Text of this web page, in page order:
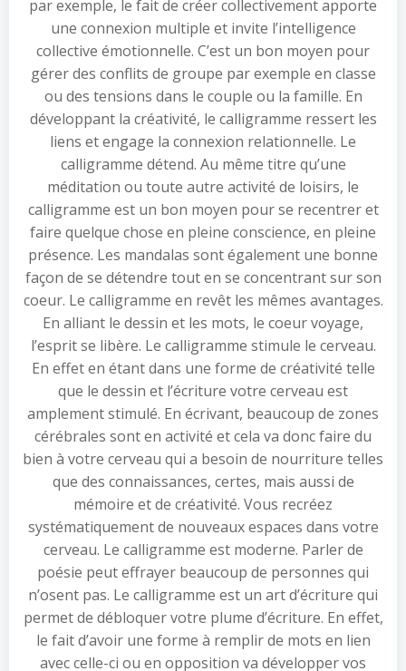
par exemple, le fait de créer collectivement apporte
une connexion multiple et invite l’intelligence
collective émotionnelle. C’est un bon moyen pour
gérer des conflits de groupe par exemple en classe
ou des tensions dans le couple ou la famille. En
développant la créativité, le calligramme ressert les
liens et engage la connexion relationnelle. Le
calligramme détend. Au même titre qu’une
méditation ou toute autre activité de loisirs, le
calligramme est un bon moyen pour se recentrer et
faire quelque chose en pleine conscience, en pleine
présence. Les mandalas sont également une bonne
façon de se détendre tout en se concentrant sur son
coeur. Le calligramme en revêt les mêmes avantages.
En alliant le dessin et les mots, le coeur voyage,
l’esprit se libère. Le calligramme stimule le cerveau.
En effet en étant dans une forme de créativité telle
que le dessin et l’écriture votre cerveau est
amplement stimulé. En écrivant, beaucoup de zones
cérébrales sont en activité et cela va donc faire du
bien à votre cerveau qui a besoin de nourriture telles
que des connaissances, certes, mais aussi de
mémoire et de créativité. Vous recréez
systématiquement de nouveaux espaces dans votre
cerveau. Le calligramme est moderne. Parler de
poésie peut effrayer beaucoup de personnes qui
n’osent pas. Le calligramme est un art d’écriture qui
permet de débloquer votre plume d’écriture. En effet,
le fait d’avoir une forme à remplir de mots en lien
avec celle-ci ou en opposition va développer vos